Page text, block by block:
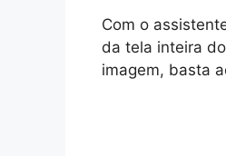
Com o
da tela inteira
imagem, basta